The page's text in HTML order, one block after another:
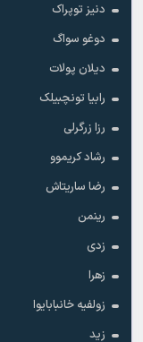
دنیز توپراک
دوغو سواگ
دیلان پولات
رابیا تونچبیلک
رزا زرگرلی
رشاد کریموو
رضا ساریتاش
رینمن
زدی
زهرا
زولفیه خانبابایوا
زید